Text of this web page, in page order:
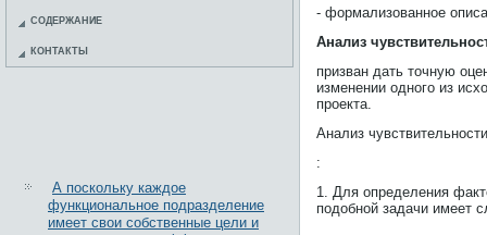
СОДЕРЖАНИЕ
КОНТАКТЫ
А поскольку каждое
функциональное подразделение
имеет свои собственные цели и
- формализованное
Анализ
призван дать точную
изменении одного из
проекта.
Анализ
:
1. Для определения
подобной задачи имеет